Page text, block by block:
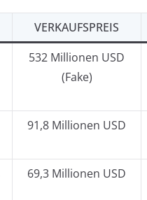
VERKAUFSPREIS
532 Millionen USD
(Fake)
91,8 Millionen USD
69,3 Millionen USD